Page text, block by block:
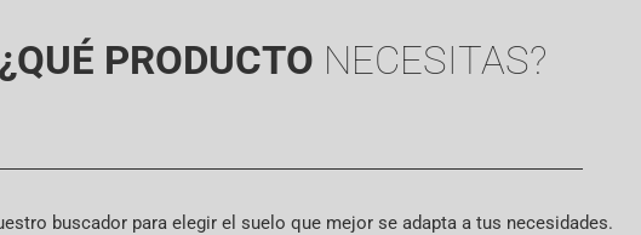
¿QUÉ PRODUCTO NECESITAS?
buscador para elegir el suelo que mejor se adapta a tus necesidades.